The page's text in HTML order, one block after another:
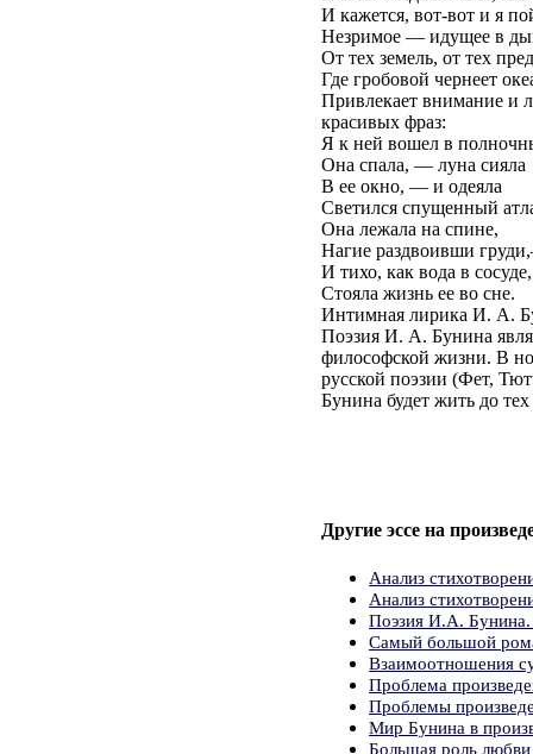
И кажется, вот-вот и я
Незримое — идущее в
От тех земель, от тех
Где гробовой чернеет
Привлекает внимание и
красивых фраз:
Я к ней вошел в
Она спала, — луна сияла
В ее окно, — и одеяла
Светился спущенный
Она лежала на спине,
Нагие раздвоивши
И тихо, как вода в сосуде,
Стояла жизнь ее во сне.
Интимная лирика И. А.
Поэзия И. А. Бунина
философской жизни. В
русской поэзии (Фет,
Бунина будет жить до
Другие эссе на
Анализ
Анализ
Поэзия И.А.
Самый большой
Взаимоотношения
Проблема
Проблемы
Мир Бунина в
Большая роль